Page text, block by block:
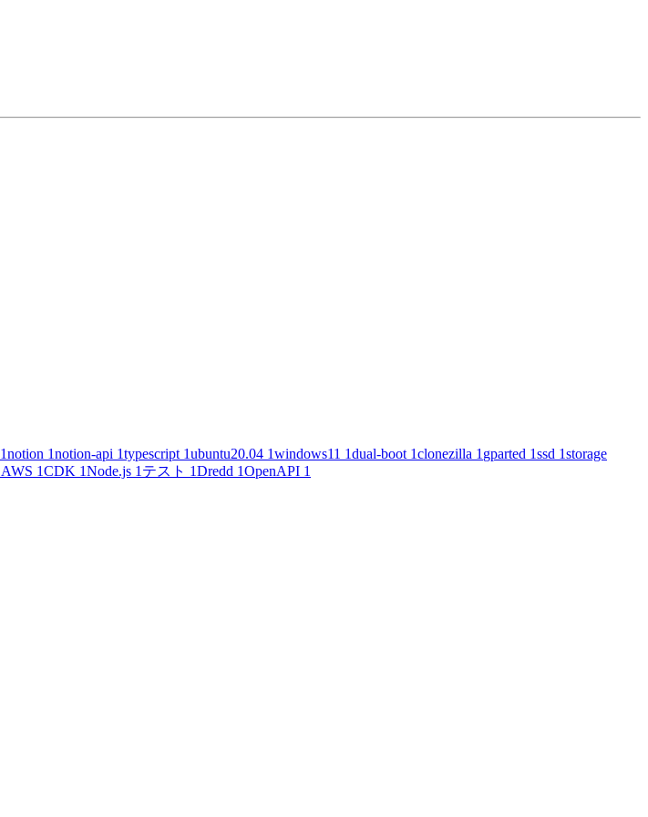
1notion 1notion-api 1typescript 1ubuntu20.04 1windows11 1dual-boot 1clonezilla 1 gparted 1ssd 1storage
AWS 1CDK 1Node.js 1 テスト 1Dredd 1OpenAPI 1